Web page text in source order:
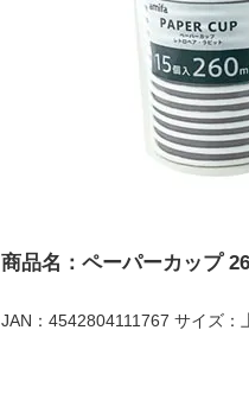
商品名：ペーパーカップ
JAN：4542804111767 サイズ